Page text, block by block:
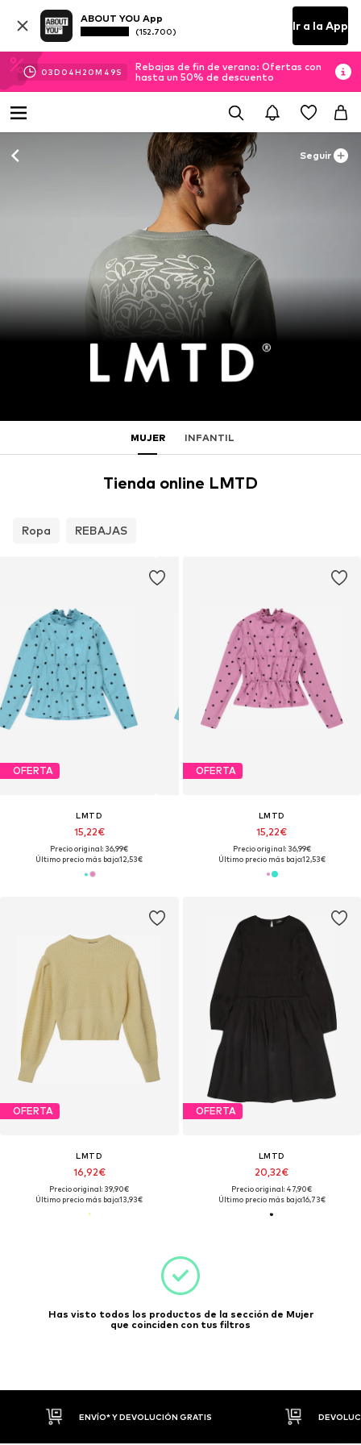
ABOUT YOU App
(152.700) Ir a la App
03D 04H 20M 49S
Rebajas de fin de verano: Ofertas con
hasta un 50% de descuento
Seguir
MUJER INFANTIL
Tienda online LMTD
Ropa REBAJAS
OFERTA
LMTD
15,22€
Precio original: 36,99€
Último precio más bajo:12,53€
OFERTA
LMTD
15,22€
Precio original: 36,99€
Último precio más bajo:12,53€
OFERTA
LMTD
16,92€
Precio original: 39,90€
Último precio más bajo:13,93€
OFERTA
LMTD
20,32€
Precio original: 47,90€
Último precio más bajo:16,73€
Has visto todos los productos de la sección de Mujer
que coinciden con tus filtros
ENVÍO* Y DEVOLUCIÓN GRATIS